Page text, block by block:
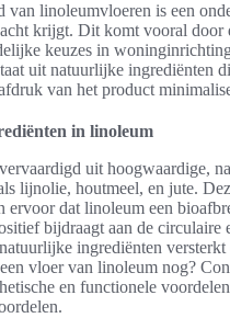
van linoleumvloeren is een
krijgt. Dit komt vooral door
keuzes in
uit natuurlijke ingrediënten
van het product
in linoleum
uit hoogwaardige,
lijnolie, houtmeel, en jute.
ervoor dat linoleum een
bijdraagt aan de circulaire
ingrediënten versterkt
vloer van linoleum nog?
en functionele